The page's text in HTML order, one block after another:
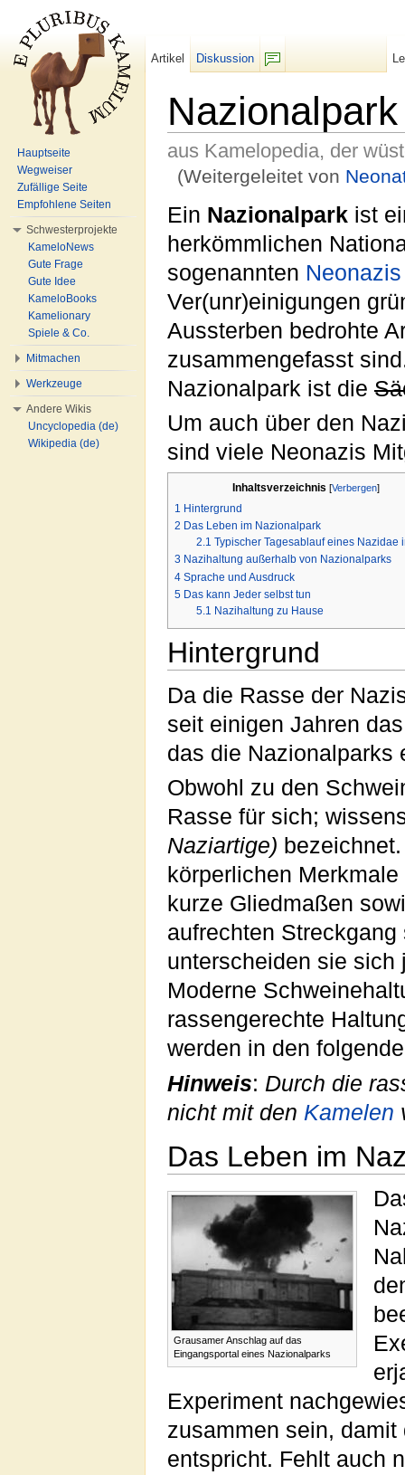
Nazionalpark
aus Kamelopedia, der
(Weitergeleitet von
Ein Nazionalpark ist
herkömmlichen
sogenannten Neonazis
Ver(unr)einigungen
Aussterben bedrohte
zusammengefasst
Nazionalpark ist die
Um auch über den
sind viele Neonazis
Inhaltsverzeichnis [Verbergen]
1 Hintergrund
2 Das Leben im Nazionalpark
2.1 Typischer Tagesablauf eines Nazidae
3 Nazihaltung außerhalb von Nazionalparks
4 Sprache und Ausdruck
5 Das kann Jeder selbst tun
5.1 Nazihaltung zu Hause
Hintergrund
Da die Rasse der
seit einigen Jahren
das die Nazionalparks
Obwohl zu den
Rasse für sich;
Naziartige)
körperlichen
kurze Gliedmaßen
aufrechten
unterscheiden sie sich
Moderne
rassengerechte
werden in den
Hinweis: Durch die
nicht mit den Kamelen
Das Leben im
Grausamer Anschlag auf das
Eingangsportal eines Nazionalparks
Experiment
zusammen sein,
entspricht. Fehlt auch
Artikel
Diskussion
Hauptseite
Wegweiser
Zufällige Seite
Empfohlene Seiten
Schwesterprojekte
KameloNews
Gute Frage
Gute Idee
KameloBooks
Kamelionary
Spiele & Co.
Mitmachen
Werkzeuge
Andere Wikis
Uncyclopedia (de)
Wikipedia (de)